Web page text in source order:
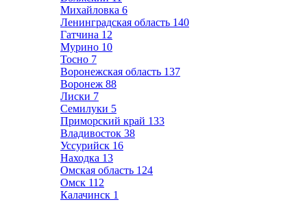
Михайловка 6
Ленинградская область 140
Гатчина 12
Мурино 10
Тосно 7
Воронежская область 137
Воронеж 88
Лиски 7
Семилуки 5
Приморский край 133
Владивосток 38
Уссурийск 16
Находка 13
Омская область 124
Омск 112
Калачинск 1